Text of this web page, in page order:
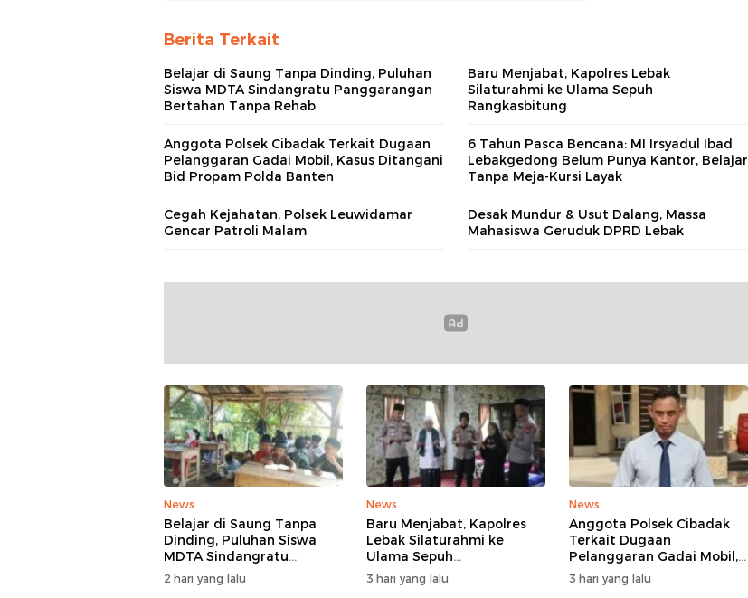
Berita Terkait
Belajar di Saung Tanpa Dinding, Puluhan
Siswa MDTA Sindangratu Panggarangan
Bertahan Tanpa Rehab
Baru Menjabat, Kapolres Lebak
Silaturahmi ke Ulama Sepuh
Rangkasbitung
Anggota Polsek Cibadak Terkait Dugaan
Pelanggaran Gadai Mobil, Kasus Ditangani
Bid Propam Polda Banten
6 Tahun Pasca Bencana: MI Irsyadul Ibad
Lebakgedong Belum Punya Kantor, Belajar
Tanpa Meja-Kursi Layak
Cegah Kejahatan, Polsek Leuwidamar
Gencar Patroli Malam
Desak Mundur & Usut Dalang, Massa
Mahasiswa Geruduk DPRD Lebak
News
Belajar di Saung Tanpa
Dinding, Puluhan Siswa
MDTA Sindangratu
Panggarangan Bertahan
Tanpa Rehab
2 hari yang lalu
News
Baru Menjabat, Kapolres
Lebak Silaturahmi ke
Ulama Sepuh
Rangkasbitung
3 hari yang lalu
News
Anggota Polsek Cibadak
Terkait Dugaan
Pelanggaran Gadai Mobil,
Kasus Ditangani Bid
Propam Polda Banten
3 hari yang lalu